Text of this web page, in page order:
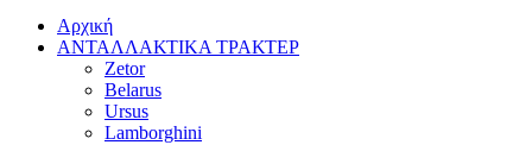
Αρχική
ΑΝΤΑΛΛΑΚΤΙΚΑ ΤΡΑΚΤΕΡ
Zetor
Belarus
Ursus
Lamborghini